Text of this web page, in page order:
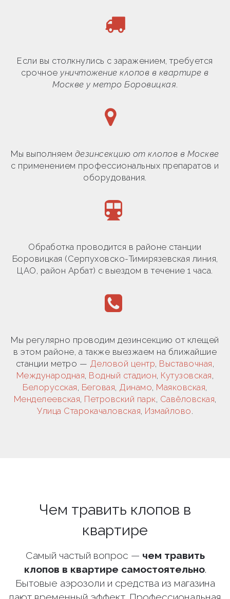
Если вы столкнулись с заражением, требуется
срочное уничтожение клопов в квартире в
Москве у метро Боровицкая.
Мы выполняем дезинсекцию от клопов в Москве
с применением профессиональных препаратов и
оборудования.
Обработка проводится в районе станции
Боровицкая (Серпуховско-Тимирязевская линия,
ЦАО, район Арбат) с выездом в течение 1 часа.
Мы регулярно проводим дезинсекцию от клещей
в этом районе, а также выезжаем на ближайшие
станции метро — Деловой центр, Выставочная,
Международная, Водный стадион, Кутузовская,
Белорусская, Беговая, Динамо, Маяковская,
Менделеевская, Петровский парк, Савёловская,
Улица Старокачаловская, Измайлово.
Чем травить клопов в
квартире
Самый частый вопрос — чем травить
клопов в квартире самостоятельно.
Бытовые аэрозоли и средства из магазина